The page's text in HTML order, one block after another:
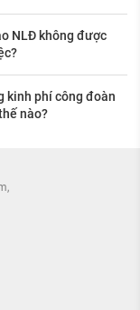
NLĐ không được
kinh phí công đoàn
nào?